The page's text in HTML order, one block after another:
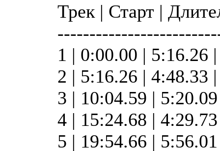
Трек | Старт |
1 | 0:00.00 | 5:16.26
2 | 5:16.26 | 4:48.33
3 | 10:04.59 |
4 | 15:24.68 |
5 | 19:54.66 |